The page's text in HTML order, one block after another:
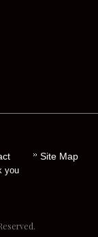
you
Site Map